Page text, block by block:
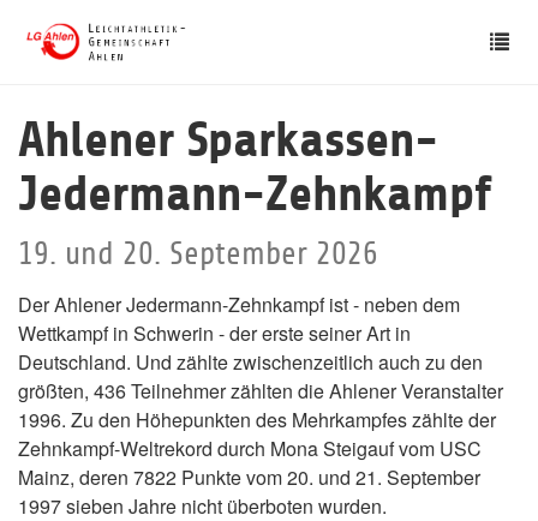
Ahlener Sparkassen-
Jedermann-Zehnkampf
19. und 20. September 2026
Der Ahlener Jedermann-Zehnkampf ist - neben dem
Wettkampf in Schwerin - der erste seiner Art in
Deutschland. Und zählte zwischenzeitlich auch zu den
größten, 436 Teilnehmer zählten die Ahlener Veranstalter
1996. Zu den Höhepunkten des Mehrkampfes zählte der
Zehnkampf-Weltrekord durch Mona Steigauf vom USC
Mainz, deren 7822 Punkte vom 20. und 21. September
1997 sieben Jahre nicht überboten wurden.